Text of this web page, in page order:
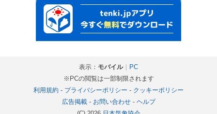
表示： モバイル｜ PC
※PCの閲覧は一部制限されます
利用規約 - プライバシーポリシー - クッキーポリシー
広告掲載- お問い合わせ- ヘルプ